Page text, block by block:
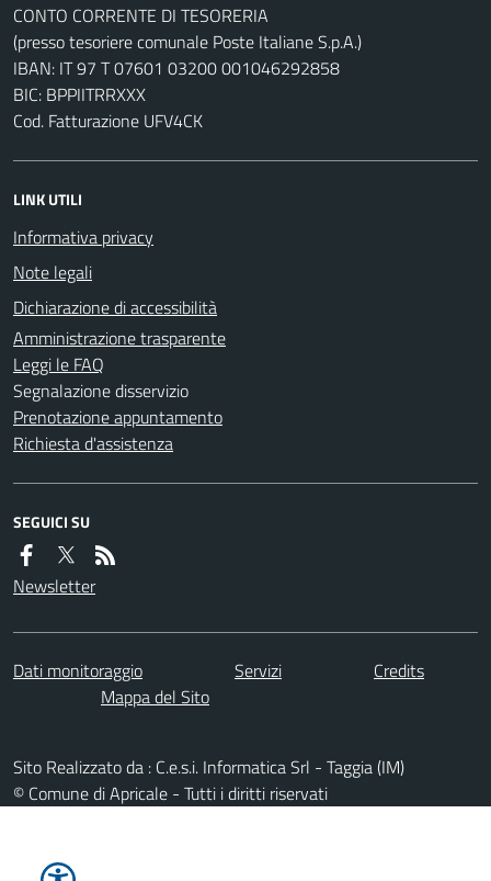
CONTO CORRENTE DI TESORERIA
(presso tesoriere comunale Poste Italiane S.p.A.)
IBAN: IT 97 T 07601 03200 001046292858
BIC: BPPIITRRXXX
Cod. Fatturazione UFV4CK
LINK UTILI
Informativa privacy
Note legali
Dichiarazione di accessibilità
Amministrazione trasparente
Leggi le FAQ
Segnalazione disservizio
Prenotazione appuntamento
Richiesta d'assistenza
SEGUICI SU
Newsletter
Dati monitoraggio Servizi
Credits
Mappa del Sito
Sito Realizzato da : C.e.s.i. Informatica Srl - Taggia (IM)
© Comune di Apricale - Tutti i diritti riservati